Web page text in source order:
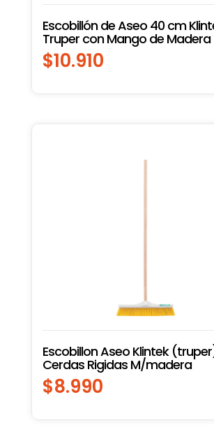
Escobillón de Aseo 40 cm
Truper con Mango de Madera
$10.910
Escobillon Aseo Klintek
Cerdas Rigidas M/madera
$8.990